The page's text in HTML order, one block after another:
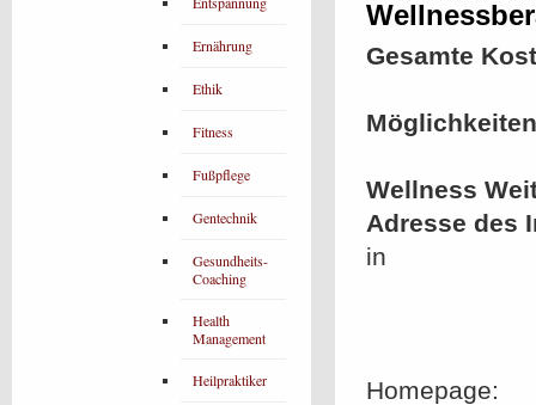
Gesamte
Wellness
Adresse des
in
Homepage:
Ernährung
Ethik
Fitness
Fußpflege
Gentechnik
Gesundheits-
Coaching
Health
Management
Heilpraktiker